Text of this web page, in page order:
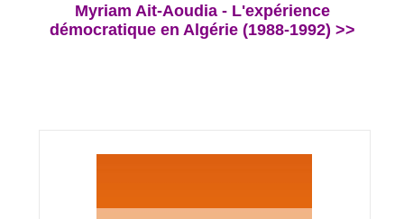
Myriam Ait-Aoudia - L'expérience
démocratique en Algérie (1988-1992) >>